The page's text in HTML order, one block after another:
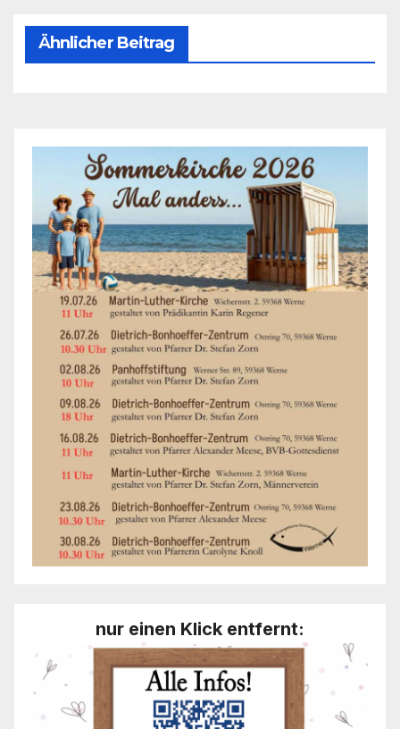
Ähnlicher Beitrag
nur einen Klick entfernt: